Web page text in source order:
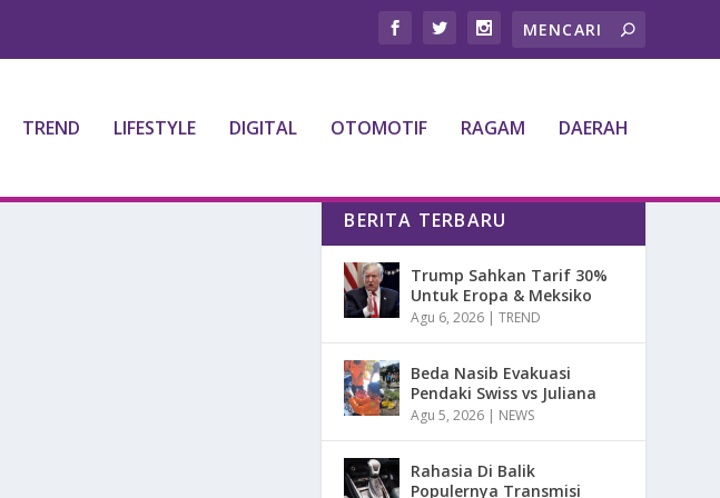
TREND LIFESTYLE DIGITAL OTOMOTIF RAGAM DAERAH
BERITA TERBARU
Trump Sahkan Tarif 30%
Untuk Eropa & Meksiko
Agu 6, 2026 |TREND
Beda Nasib Evakuasi
Pendaki Swiss vs Juliana
Agu 5, 2026 | NEWS
Rahasia Di Balik
Populernya Transmisi